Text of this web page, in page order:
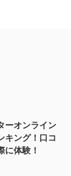
ーオンライン
キング！口コ
に体験！